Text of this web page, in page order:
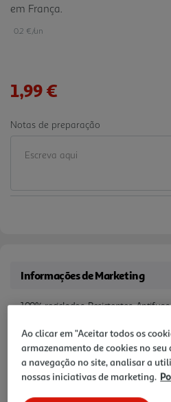
em França.
0.2 €/un
1,99 €
Notas de preparação
Informações de Marketing
100% reciclados. Resistentes.
Descrição
SACO DE LIXO AUCHAN ALTOS
50L 10UN
Ao clicar em "Aceitar todos os
armazenamento de cookies no
a navegação no site, analisar a
nossas iniciativas de marketing.